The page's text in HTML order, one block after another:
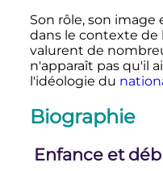
Son rôle, son image
dans le contexte de
valurent de
n'apparaît pas qu'il
l'idéologie du
Biographie
Enfance et